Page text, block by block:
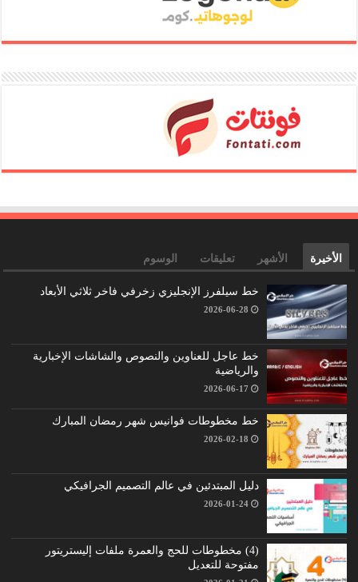
الأخيرة الأشهر تعليقات الوسوم
خط سيلفرز الإنجليزي زخرفي فاخر ثلاثي الأبعاد
2026-06-28
خط عاجل للعناوين والنصوص والشاشات الإخبارية
والرياضية
2026-06-17
خط مخطوطات فوانيس شهر رمضان المبارك
2026-02-18
دليل المبتدئين في عالم التصميم الجرافيكي
2026-01-24
(4) مخطوطات للحج والعمرة ملفات إليستريتور
مفتوحة للتعديل